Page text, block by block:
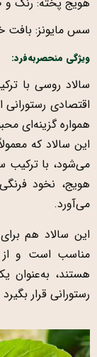
سس مایونز: بافت
ویژگی منحصربه‌فرد:
سالاد روسی با
اقتصادی
همواره گزینه‌ای
این سالاد که
می‌شود، با ترکیب
هویج، نخود
می‌آورد.
این سالاد هم
مناسب است و از
هستند، به‌عنوان
رستورانی قرار بگیرد